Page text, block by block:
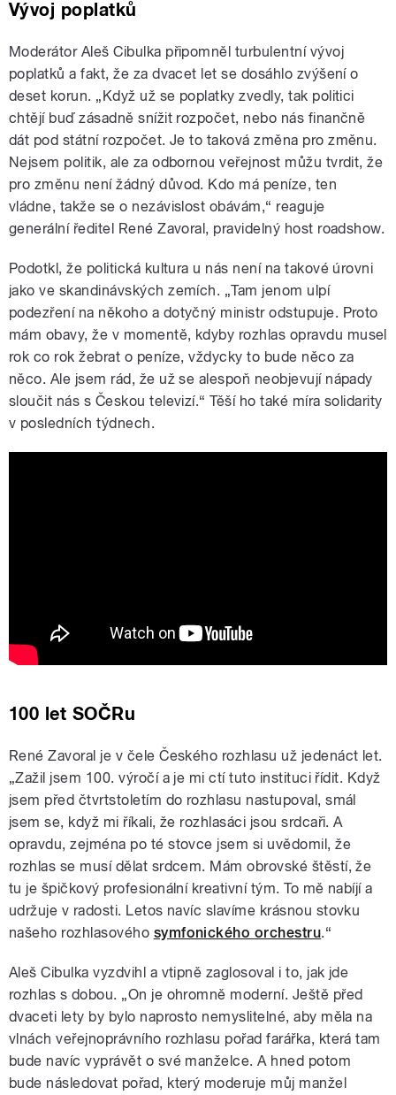
Vývoj poplatků
Moderátor Aleš Cibulka připomněl turbulentní vývoj
poplatků a fakt, že za dvacet let se dosáhlo zvýšení o
deset korun. „Když už se poplatky zvedly, tak politici
chtějí buď zásadně snížit rozpočet, nebo nás finančně
dát pod státní rozpočet. Je to taková změna pro změnu.
Nejsem politik, ale za odbornou veřejnost můžu tvrdit, že
pro změnu není žádný důvod. Kdo má peníze, ten
vládne, takže se o nezávislost obávám,“ reaguje
generální ředitel René Zavoral, pravidelný host roadshow.
Podotkl, že politická kultura u nás není na takové úrovni
jako ve skandinávských zemích. „Tam jenom ulpí
podezření na někoho a dotyčný ministr odstupuje. Proto
mám obavy, že v momentě, kdyby rozhlas opravdu musel
rok co rok žebrat o peníze, vždycky to bude něco za
něco. Ale jsem rád, že už se alespoň neobjevují nápady
sloučit nás s Českou televizí.“ Těší ho také míra solidarity
v posledních týdnech.
100 let SOČRu
René Zavoral je v čele Českého rozhlasu už jedenáct let.
„Zažil jsem 100. výročí a je mi ctí tuto instituci řídit. Když
jsem před čtvrtstoletím do rozhlasu nastupoval, smál
jsem se, když mi říkali, že rozhlasáci jsou srdcaři. A
opravdu, zejména po té stovce jsem si uvědomil, že
rozhlas se musí dělat srdcem. Mám obrovské štěstí, že
tu je špičkový profesionální kreativní tým. To mě nabíjí a
udržuje v radosti. Letos navíc slavíme krásnou stovku
našeho rozhlasového symfonického orchestru.“
Aleš Cibulka vyzdvihl a vtipně zaglosoval i to, jak jde
rozhlas s dobou. „On je ohromně moderní. Ještě před
dvaceti lety by bylo naprosto nemyslitelné, aby měla na
vlnách veřejnoprávního rozhlasu pořad farářka, která tam
bude navíc vyprávět o své manželce. A hned potom
bude následovat pořad, který moderuje můj manžel